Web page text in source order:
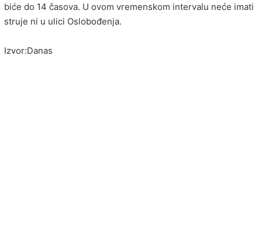
biće do 14 časova. U ovom vremenskom intervalu neće imati
struje ni u ulici Oslobođenja.
Izvor:Danas